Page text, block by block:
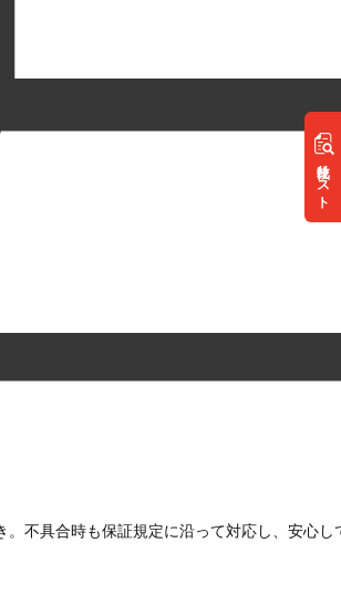
リスト
。不具合時も保証規定に沿って対応し、安心